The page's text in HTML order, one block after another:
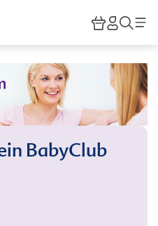
HiPP
BabyClub